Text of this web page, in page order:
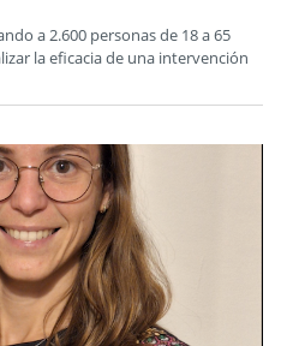
a 2.600 personas de 18 a 65
la eficacia de una intervención